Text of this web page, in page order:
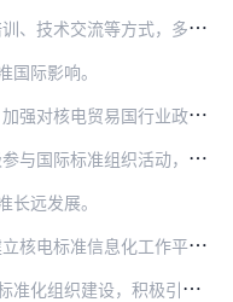
标准实施反馈平台，优化实施反馈机制，实现标准实施—反馈—提升的良性循…
国际影响。
动建立双边、多边合作机制，强化标准与政策、规则的有效衔接。
强国的标准技术交流与合作，推动标准互认、标准共建及技术交流等合作…
长远发展。
息化融合，提升核电标准化工作效率，提高核电标准共享程度，拓展核电标…
引进国际高级专业技术人才。对参与核电标准化工作的专业技术人员在待遇…